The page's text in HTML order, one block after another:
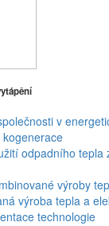
v
odpadního tepla
výroby
výroba tepla a
technologie